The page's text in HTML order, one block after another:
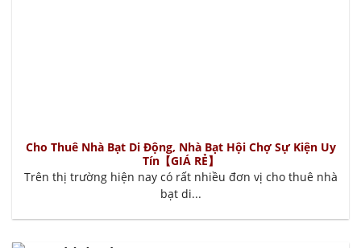
Cho Thuê Nhà Bạt Di Động, Nhà Bạt Hội Chợ Sự Kiện Uy
Tín【GIÁ RẺ】
Trên thị trường hiện nay có rất nhiều đơn vị cho thuê nhà
bạt di...